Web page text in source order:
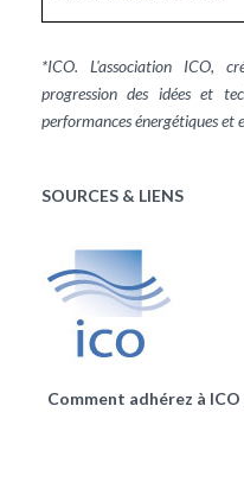
*ICO. L'association ICO,
progression des idées et
performances énergétiqueset
SOURCES & LIENS
Comment adhérez à ICO